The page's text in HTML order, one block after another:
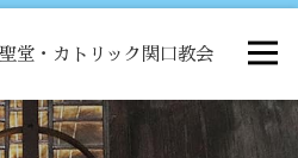
堂・カトリック関口教会